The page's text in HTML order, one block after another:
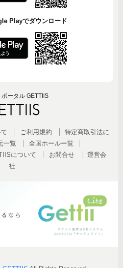
Playでダウンロード
ータル GETTIIS
ご利用規約
特定商取引法に
一覧
全国ホールー覧
について お問合せ
運営会
社